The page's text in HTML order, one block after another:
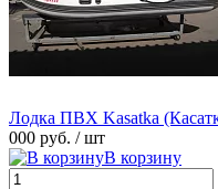
Лодка ПВХ Kasatka
000 руб. / шт
В корзину